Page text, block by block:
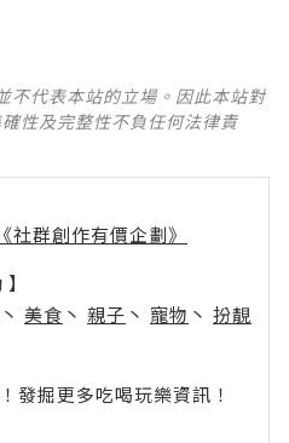
不代表本站的立場。因此本站對
性及完整性不負任何法律責
社群創作有價企劃》
丶 美食 丶 親子 丶 寵物 丶 扮靚
掘更多吃喝玩樂資訊！